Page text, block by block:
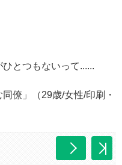
とつもないって......
僚」（29歳/女性/印刷・